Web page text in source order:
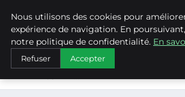
ACCUEIL
RÉDUIRE SON EMPREINTE
ALUMINIUM DUNKERQUE S’ENGAGE :
Nous utilisons des cookies pour
expérience de navigation. En
notre politique de confidentialité. En
Refuser Accepter